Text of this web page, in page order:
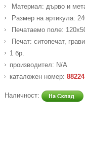
Материал: дърво и
Размер на артикула:
Печатаемо поле:
Печат: ситопечат,
1 бр.
производител: N/A
каталожен номер: 88224
Наличност: